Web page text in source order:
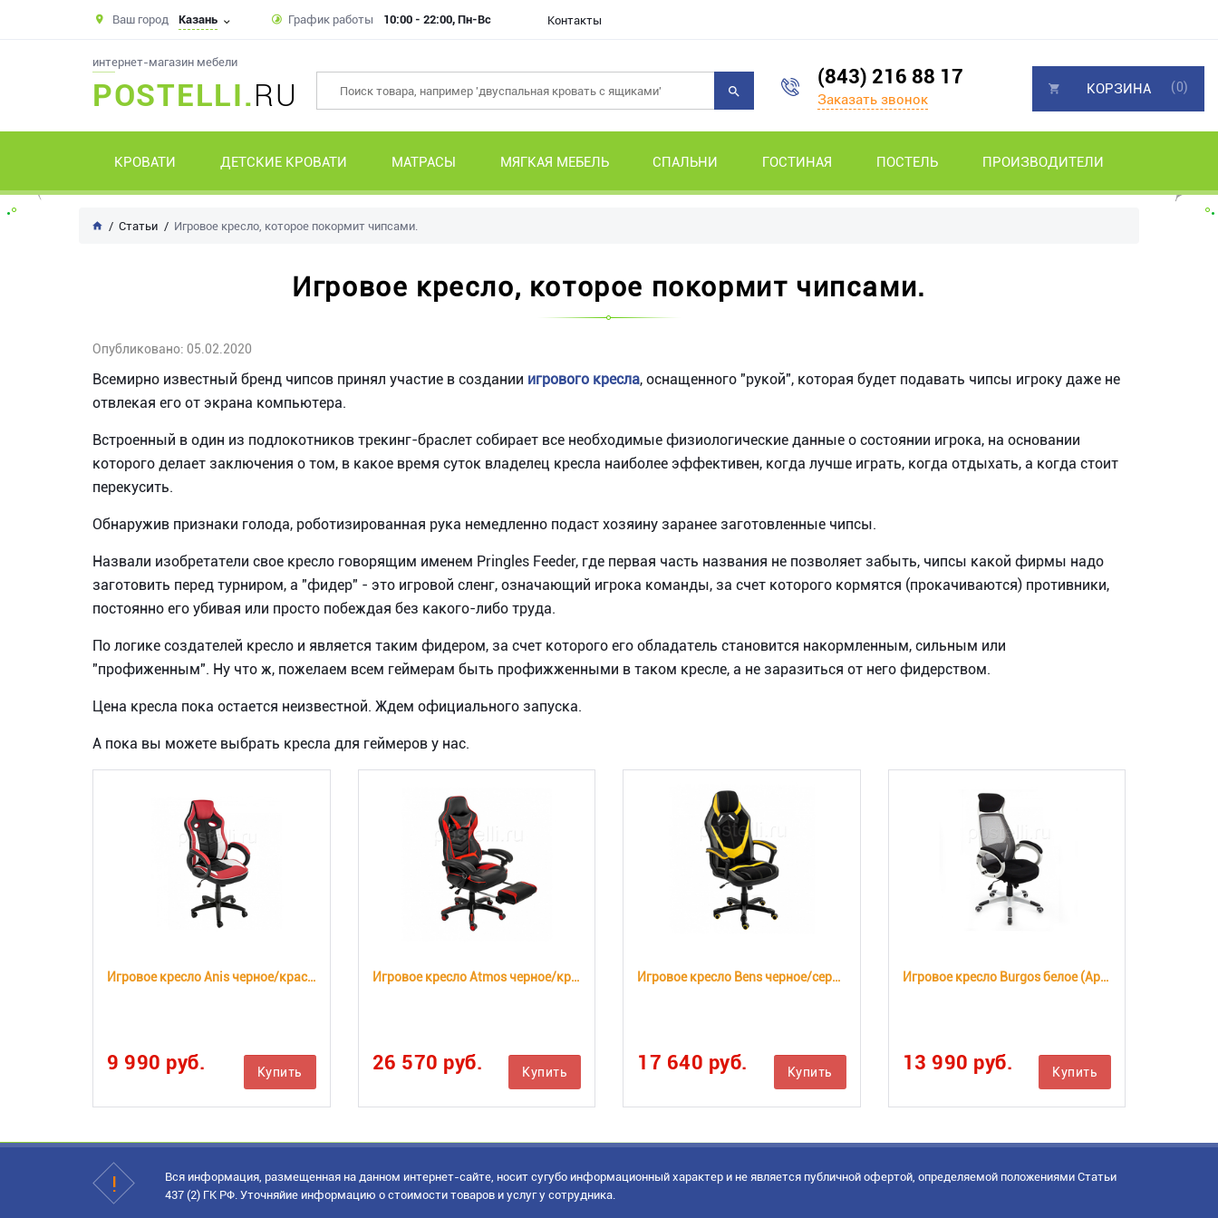
Ваш город Казань График работы 10:00 - 22:00, Пн-Вс Контакты
интернет-магазин мебели
POSTELLI.RU
(843) 216 88 17
Заказать звонок
КРОВАТИ ДЕТСКИЕ КРОВАТИ МАТРАСЫ МЯГКАЯ МЕБЕЛЬ СПАЛЬНИ ГОСТИНАЯ ПОСТЕЛЬ ПРОИЗВОДИТЕЛИ
КОРЗИНА (0)
Статьи Игровое кресло, которое покормит чипсами.
Игровое кресло, которое покормит чипсами.
Опубликовано: 05.02.2020
Всемирно известный бренд чипсов принял участие в создании игрового кресла, оснащенного "рукой", которая будет подавать чипсы игроку даже не
отвлекая его от экрана компьютера.
Встроенный в один из подлокотников трекинг-браслет собирает все необходимые физиологические данные о состоянии игрока, на основании
которого делает заключения о том, в какое время суток владелец кресла наиболее эффективен, когда лучше играть, когда отдыхать, а когда стоит
перекусить.
Обнаружив признаки голода, роботизированная рука немедленно подаст хозяину заранее заготовленные чипсы.
Назвали изобретатели свое кресло говорящим именем Pringles Feeder, где первая часть названия не позволяет забыть, чипсы какой фирмы надо
заготовить перед турниром, а "фидер" - это игровой сленг, означающий игрока команды, за счет которого кормятся (прокачиваются) противники,
постоянно его убивая или просто побеждая без какого-либо труда.
По логике создателей кресло и является таким фидером, за счет которого его обладатель становится накормленным, сильным или
"профиженным". Ну что ж, пожелаем всем геймерам быть профижженными в таком кресле, а не заразиться от него фидерством.
Цена кресла пока остается неизвестной. Ждем официального запуска.
А пока вы можете выбрать кресла для геймеров у нас.
Игровое кресло Anis черное/красное/белое (Арт. 11324)
9 990 руб. Купить
Игровое кресло Atmos черное/красное (Арт. 11517)
26 570 руб. Купить
Игровое кресло Bens черное/серое/желтое (Арт. 11507)
17 640 руб. Купить
Игровое кресло Burgos белое (Арт. 1714)
13 990 руб. Купить
Вся информация, размещенная на данном интернет-сайте, носит сугубо информационный характер и не является публичной офертой, определяемой положениями Статьи
437 (2) ГК РФ. Уточняйие информацию о стоимости товаров и услуг у сотрудника.